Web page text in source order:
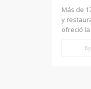
Más de
y
ofreció